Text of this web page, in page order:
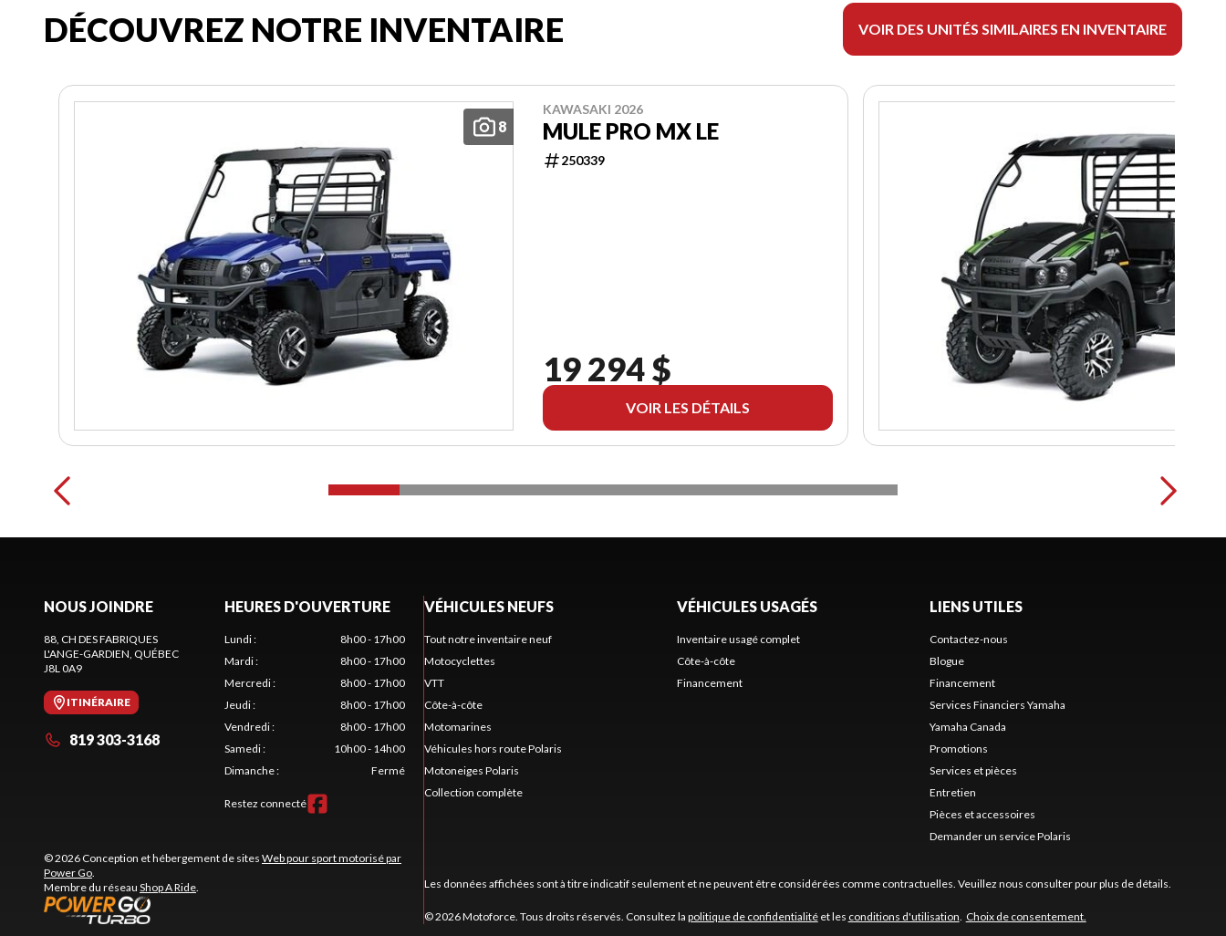
DÉCOUVREZ NOTRE INVENTAIRE VOIR DES UNITÉS SIMILAIRES EN INVENTAIRE
8
KAWASAKI 2026
MULE PRO MX LE
250339
19 294 $
VOIR LES DÉTAILS
NOUS JOINDRE
88, CH DES FABRIQUES
L'ANGE-GARDIEN, QUÉBEC
J8L 0A9
ITINÉRAIRE
819 303-3168
HEURES D'OUVERTURE
Lundi:
8h00 - 17h00
Mardi:
8h00 - 17h00
Mercredi:
8h00 - 17h00
Jeudi:
8h00 - 17h00
Vendredi:
8h00 - 17h00
Samedi:
10h00 - 14h00
Dimanche: Fermé
Restez connecté
© 2026 Conception et hébergement de sites Web pour sport motorisé par
Power Go.
Membre du réseau Shop A Ride.
VÉHICULES NEUFS
Tout notre inventaire neuf
Motocyclettes
VTT
Côte-à-côte
Motomarines
Véhicules hors route Polaris
Motoneiges Polaris
Collection complète
VÉHICULES USAGÉS
Inventaire usagé complet
Côte-à-côte
Financement
LIENS UTILES
Contactez-nous
Blogue
Financement
Services Financiers Yamaha
Yamaha Canada
Promotions
Services et pièces
Entretien
Pièces et accessoires
Demander un service Polaris
Les données affichées sont à titre indicatif seulement et ne peuvent être considérées comme contractuelles. Veuillez nous consulter pour plus de détails.
© 2026 Motoforce. Tous droits réservés. Consultez la politique de confidentialitéet les conditions d'utilisation. Choix de consentement.